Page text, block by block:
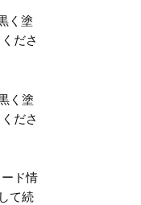
く塗
ださ
く塗
ださ
ド情
て続